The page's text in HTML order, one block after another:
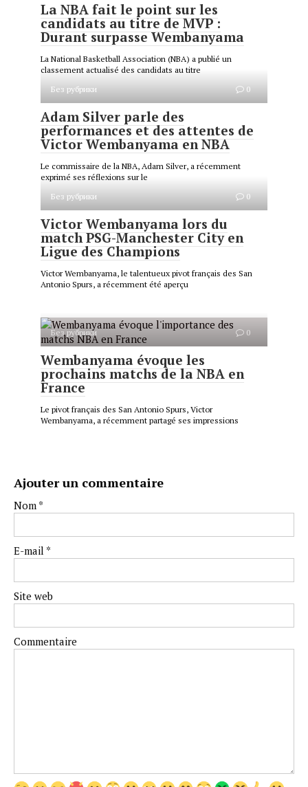
La NBA fait le point sur les
candidats au titre de MVP :
Durant surpasse Wembanyama
La National Basketball Association (NBA) a publié un
classement actualisé des candidats au titre
Без рубрики
0
Adam Silver parle des
performances et des attentes de
Victor Wembanyama en NBA
Le commissaire de la NBA, Adam Silver, a récemment
exprimé ses réflexions sur le
Без рубрики
0
Victor Wembanyama lors du
match PSG-Manchester City en
Ligue des Champions
Victor Wembanyama, le talentueux pivot français des San
Antonio Spurs, a récemment été aperçu
Без рубрики 0
Wembanyama évoque les
prochains matchs de la NBA en
France
Le pivot français des San Antonio Spurs, Victor
Wembanyama, a récemment partagé ses impressions
Ajouter un commentaire
Nom *
E-mail *
Site web
Commentaire